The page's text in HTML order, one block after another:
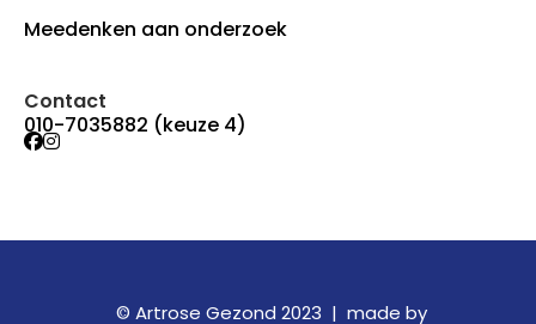
Meedenken aan onderzoek
Contact
010-7035882 (keuze 4)
© Artrose Gezond 2023 | made by